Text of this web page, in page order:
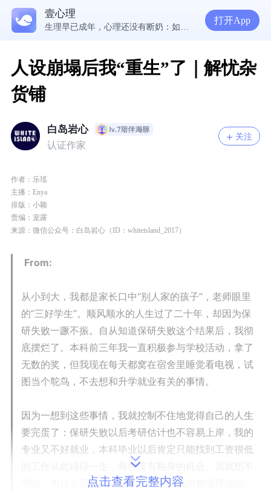
壹心理
5300万人在这里获得专业心理帮助
打开App
人设崩塌后我“重生”了｜解忧杂
货铺
白岛岩心
认证作家
关注
作者： 乐瑶
主播： Enya
排版： 小颖
责编： 宠露
来源：微信公众号：白岛岩心（ID：whiteisland_2017）
From:
从小到大，我都是家长口中“别人家的孩子”，老师眼里
的“三好学生”。顺风顺水的人生过了二十年，却因为保
研失败一蹶不振。自从知道保研失败这个结果后，我彻
底摆烂了。本科前三年我一直积极参与学校活动，拿了
无数的奖，但我现在每天都窝在宿舍里睡觉看电视，试
图当个鸵鸟，不去想和升学就业有关的事情。
因为一想到这些事情，我就控制不住地觉得自己的人生
要完蛋了：保研失败以后考研估计也不容易上岸，我的
专业又不好就业，本科毕业以后肯定只能找到工资很低
的工作从此碌碌一生，再也没有翻身的机会。我就想不
明白，为什么我的高中同学以前不如我的都保研成功
点击查看完整内容